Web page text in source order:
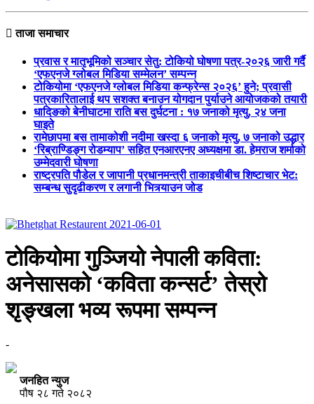
ताजा समाचार
प्रवास र मातृभूमिको सञ्चार सेतु: टोकियो घोषणा पत्र-२०२६ जारी गर्दै
‘एफएनजे ग्लोबल मिडिया सम्मेलन’ सम्पन्न
टोकियोमा ‘एफएनजे ग्लोबल मिडिया कन्फ्रेन्स २०२६’ हुने; प्रवासी
पत्रकारितालाई थप सशक्त बनाउन योगदान पुर्याउने आयोजकको तयारी
धादिङको बेनीघाटमा राति बस दुर्घटना : १७ जनाको मृत्यु, २४ जना
घाइते
रामेछापमा बस तामाकोशी नदीमा खस्दा ६ जनाको मृत्यु, ७ जनाको उद्धार
‘रिब्राण्डिङ्ग रोडम्याप’ सहित एनआरएनए अध्यक्षमा डा. हेमराज शर्माको
उम्मेदवारी घोषणा
राष्ट्रपति पौडेल र जापानी प्रधानमन्त्री ताकाइचीबीच शिष्टाचार भेट:
सम्बन्ध सुदृढीकरण र लगानी भित्र्याउन जोड
टोकियोमा गुञ्जियो नेपाली कविता:
अनेसासको ‘कविता कन्सर्ट’ तेस्रो
शृङ्खला भव्य रूपमा सम्पन्न
-
जनहित न्युज
पौष २८ गते २०८२